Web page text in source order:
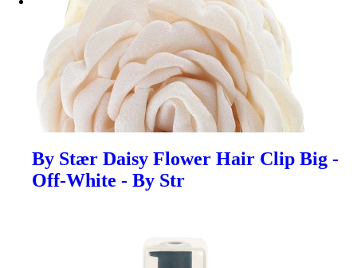
By Stær Daisy Flower Hair Clip Big -
Off-White - By Str